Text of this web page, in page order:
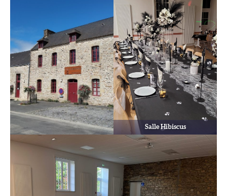
Salle Hibiscus